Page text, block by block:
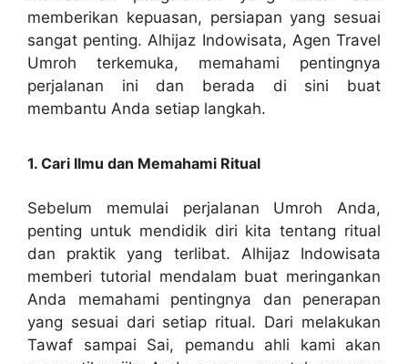
memberikan kepuasan, persiapan yang sesuai
sangat penting. Alhijaz Indowisata, Agen Travel
Umroh terkemuka, memahami pentingnya
perjalanan ini dan berada di sini buat
membantu Anda setiap langkah.
1. Cari Ilmu dan Memahami Ritual
Sebelum memulai perjalanan Umroh Anda,
penting untuk mendidik diri kita tentang ritual
dan praktik yang terlibat. Alhijaz Indowisata
memberi tutorial mendalam buat meringankan
Anda memahami pentingnya dan penerapan
yang sesuai dari setiap ritual. Dari melakukan
Tawaf sampai Sai, pemandu ahli kami akan